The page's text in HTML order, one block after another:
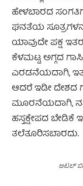
ಹೇಳಬಾರದ
ಘನತೆಯ
ಯಾವುದೇ ಪಕ್ಷ
ಕೆಳಮಟ್ಟ ಅಗ್ಗದ
ಎರಡನೆಯದಾಗಿ,
ಆದರೆ ಇಡೀ ದೇಶದ
ಮೂರನೆಯದಾಗಿ,
ಹಸ್ತಕ್ಷೇಪದ
ತಲೆತೂರಿಸಬಾರದು.
ಅಟಲ್